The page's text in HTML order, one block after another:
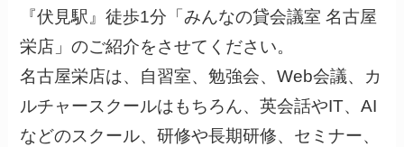
『伏見駅』徒歩1分「みんなの貸会議室 名古屋
栄店」のご紹介をさせてください。
名古屋栄店は、自習室、勉強会、Web会議、カ
ルチャースクールはもちろん、英会話やIT、AI
などのスクール、研修や長期研修、セミナー、